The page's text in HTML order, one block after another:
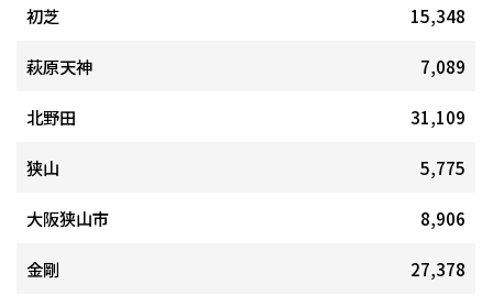
初芝 15,348
萩原天神 7,089
北野田 31,109
狭山 5,775
大阪狭山市 8,906
金剛 27,378